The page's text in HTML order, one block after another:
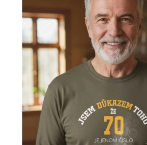
MIKINY
OKAMŽITĚ K ODBĚRU
MÁM SRDCE POMÁHÁM
VÁNOCE